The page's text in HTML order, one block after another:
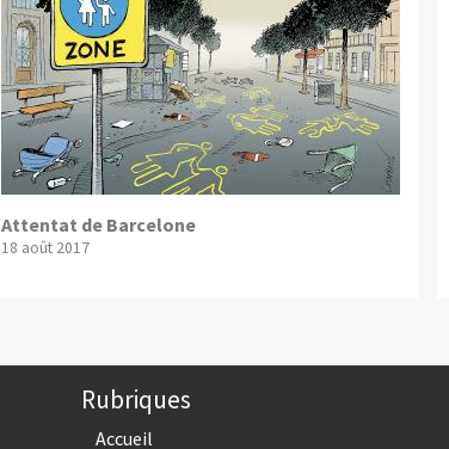
Attentat de Barcelone
18 août 2017
Rubriques
Accueil